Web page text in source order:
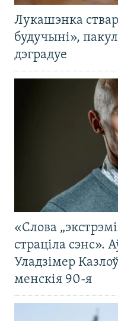
Лукашэнка
будучыні»,
дэградуе
«Слова
страціла сэнс».
Уладзімер
менскія 90-я